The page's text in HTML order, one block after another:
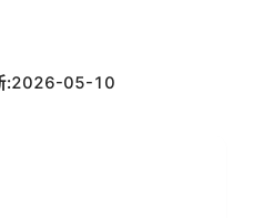
:2026-05-10